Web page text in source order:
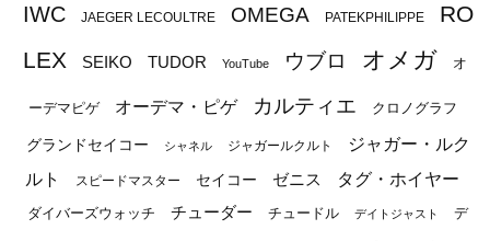
IWC JAEGER LECOULTRE OMEGA PATEKPHILIPPE
RO
LEX
SEIKO TUDOR YouTube ウブロ オメガ オ
ーデマピゲ オーデマ・ピゲ カルティエ クロノグラフ
グランドセイコー シャネル ジャガールクルト
ジャガー・ルク
ルト
スピードマスター セイコー ゼニス タグ・ホイヤー
ダイバーズウォッチ チューダー チュードル デイトジャスト デ